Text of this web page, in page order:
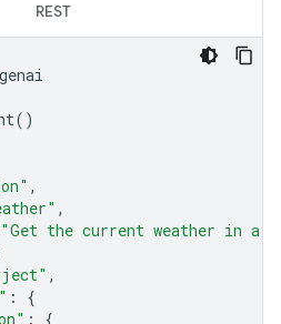
REST
genai
()
,
,
"Get the current weather in a
,
:
{
: {